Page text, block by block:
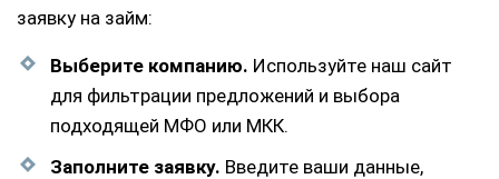
заявку на займ:
Выберите компанию. Используйте наш сайт
для фильтрации предложений и выбора
подходящей МФО или МКК.
Заполните заявку. Введите ваши данные,